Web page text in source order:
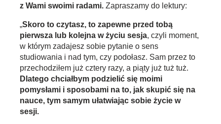
z Wami swoimi radami. Zapraszamy do lektury:
„Skoro to czytasz, to zapewne przed tobą
pierwsza lub kolejna w życiu sesja, czyli moment,
w którym zadajesz sobie pytanie o sens
studiowania i nad tym, czy podołasz. Sam przez to
przechodziłem już cztery razy, a piąty już tuż tuż.
Dlatego chciałbym podzielić się moimi
pomysłami i sposobami na to, jak skupić się na
nauce, tym samym ułatwiając sobie życie w
sesji.